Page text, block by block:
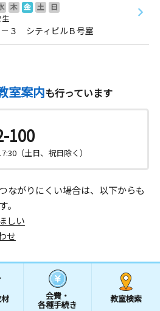
木 金 土
日
生
３ シティビルＢ号室
室案内も行っています
100
（土日、祝日除く）
ながりにくい場合は、以下からも
。
しい
せ
会費・
各種手続き
教室検索